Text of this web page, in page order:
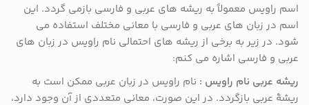
اسم راویس معمولاً به ریشه های عربی و فارسی بازمی گردد. این
اسم در زبان های عربی و فارسی با معانی مختلف استفاده می
شود. در زیر به برخی از ریشه های احتمالی نام راویس در زبان های
عربی و فارسی اشاره می کنم:
ریشه عربی نام راویس : نام راویس در زبان عربی ممکن است به
ریشهٔ عربی بازگردد. در این صورت، معانی متعددی از آن وجود دارد،